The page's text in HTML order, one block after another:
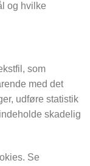
og hvilke
som
med det
udføre statistik
skadelig
Se